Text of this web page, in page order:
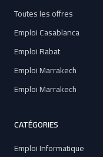
Toutes les offres
Emploi Casablanca
Emploi Rabat
Emploi Marrakech
Emploi Marrakech
CATÉGORIES
Emploi Informatique